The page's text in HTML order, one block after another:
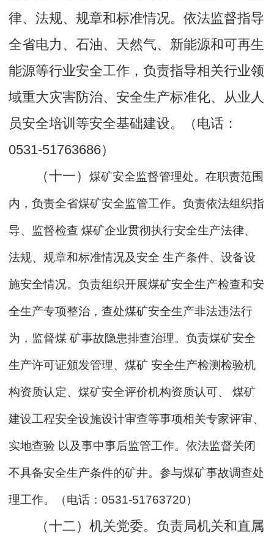
律、法规、规章和标准情况。依法监督指导
全省电力、石油、天然气、新能源和可再生
能源等行业安全工作，负责指导相关行业领
域重大灾害防治、安全生产标准化、从业人
员安全培训等安全基础建设。（电话：
0531-51763686）
（十一）
煤矿安全监督管理处。在职责范围
内，负责全省煤矿安全监管工作。负责依法组织指
导、监督检查 煤矿企业贯彻执行安全生产法律、
法规、规章和标准情况及安全 生产条件、设备设
施安全情况。负责组织开展煤矿安全生产检查和安
全生产专项整治，查处煤矿安全生产非法违法行
为，监督煤 矿事故隐患排查治理。负责煤矿安全
生产许可证颁发管理、煤矿 安全生产检测检验机
构资质认定、煤矿安全评价机构资质认可、 煤矿
建设工程安全设施设计审查等事项相关专家评审、
实地查验 以及事中事后监管工作。依法监督关闭
不具备安全生产条件的矿井。参与煤矿事故调查处
理工作。 （电话：0531-51763720）
（十二）机关党委。负责局机关和直属